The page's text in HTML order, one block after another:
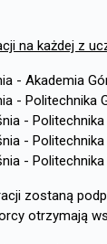
na każdej z
- Akademia
- Politechnika
-
-
- Politechnika
zostaną
otrzymają